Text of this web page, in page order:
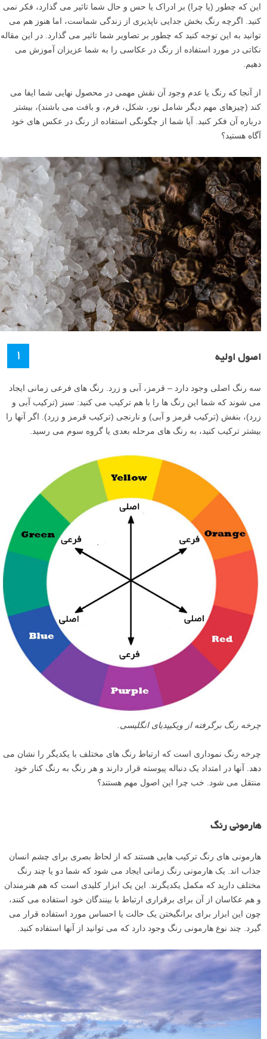
این که چطور (یا چرا) بر ادراک یا حس و حال شما تاثیر می گذارد، فکر نمی
کنید. اگرچه رنگ بخش جدایی ناپذیری از زندگی شماست، اما هنوز هم می
توانید به این توجه کنید که چطور بر تصاویر شما تاثیر می گذارد. در این مقاله
نکاتی در مورد استفاده از رنگ در عکاسی را به شما عزیزان آموزش می
دهیم.
از آنجا که رنگ یا عدم وجود آن نقش مهمی در محصول نهایی شما ایفا می
کند (چیزهای مهم دیگر شامل نور، شکل، فرم، و بافت می باشند)، بیشتر
درباره آن فکر کنید. آیا شما از چگونگی استفاده از رنگ در عکس های خود
آگاه هستید؟
۱ اصول اولیه
سه رنگ اصلی وجود دارد – قرمز، آبی و زرد. رنگ های فرعی زمانی ایجاد
می شوند که شما این رنگ ها را با هم ترکیب می کنید: سبز (ترکیب آبی و
زرد)، بنفش (ترکیب قرمز و آبی) و نارنجی (ترکیب قرمز و زرد). اگر آنها را
بیشتر ترکیب کنید، به رنگ های مرحله بعدی یا گروه سوم می رسید.
چرخه رنگ برگرفته از ویکیپدیای انگلیسی.
چرخه رنگ نموداری است که ارتباط رنگ های مختلف با یکدیگر را نشان می
دهد. آنها در امتداد یک دنباله پیوسته قرار دارند و هر رنگ به رنگ کنار خود
منتقل می شود. خب چرا این اصول مهم هستند؟
هارمونی رنگ
هارمونی های رنگ ترکیب هایی هستند که از لحاظ بصری برای چشم انسان
جذاب اند. یک هارمونی رنگ زمانی ایجاد می شود که شما دو یا چند رنگ
مختلف دارید که مکمل یکدیگرند. این یک ابزار کلیدی است که هم هنرمندان
و هم عکاسان از آن برای برقراری ارتباط با بینندگان خود استفاده می کنند،
چون این ابزار برای برانگیختن یک حالت یا احساس مورد استفاده قرار می
گیرد. چند نوع هارمونی رنگ وجود دارد که می توانید از آنها استفاده کنید.